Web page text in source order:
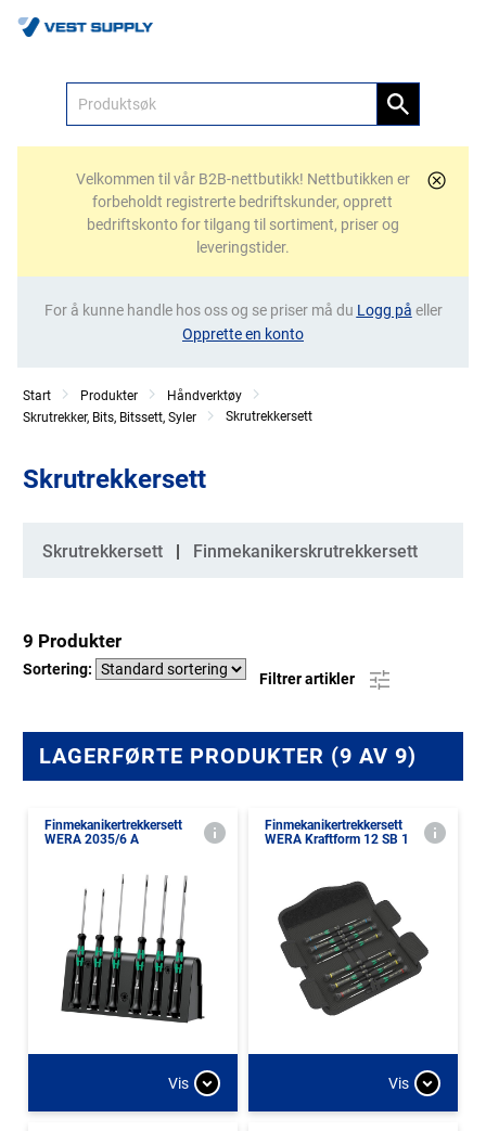
Velkommen til vår B2B-nettbutikk! Nettbutikken er
forbeholdt registrerte bedriftskunder, opprett
bedriftskonto for tilgang til sortiment, priser og
leveringstider.
For å kunne handle hos oss og se priser må du Logg på eller
Opprette en konto
Start Produkter
Håndverktøy
Skrutrekker, Bits, Bitssett, Syler
Skrutrekkersett
Skrutrekkersett
Kategorier
Skrutrekkersett Finmekanikerskrutrekkersett
9 Produkter
Sortering:
Filtrer artikler
LAGERFØRTE PRODUKTER (9 AV 9)
Finmekanikertrekkersett
WERA 2035/6 A
Vis
Finmekanikertrekkersett
WERA Kraftform 12 SB 1
Vis